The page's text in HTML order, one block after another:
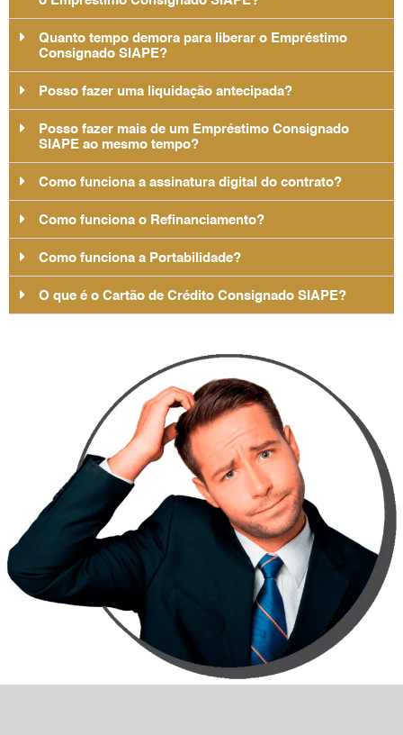
Quanto tempo demora para liberar o Empréstimo
Consignado SIAPE?
Posso fazer uma liquidação antecipada?
Posso fazer mais de um Empréstimo Consignado
SIAPE ao mesmo tempo?
Como funciona a assinatura digital do contrato?
Como funciona o Refinanciamento?
Como funciona a Portabilidade?
O que é o Cartão de Crédito Consignado SIAPE?